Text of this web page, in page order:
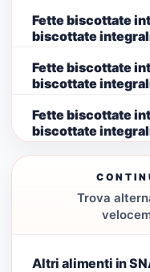
Fette biscottate
biscottate
Fette biscottate
biscottate
Fette biscottate
biscottate
Trova
Altri alimenti in